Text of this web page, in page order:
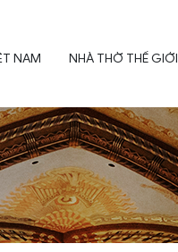
NAM NHÀ THỜ THẾ GIỚI